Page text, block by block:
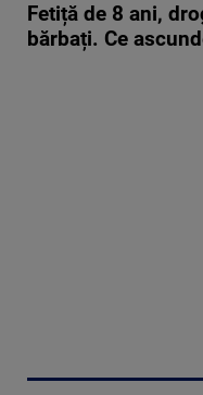
Fetiță de 8 ani,
bărbați. Ce